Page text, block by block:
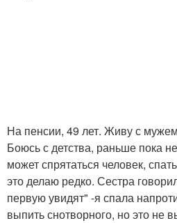
На пенсии, 49 лет. Живу с
Боюсь с детства, раньше пока
может спрятаться человек,
это делаю редко. Сестра
первую увидят" -я спала
выпить снотворного, но это не